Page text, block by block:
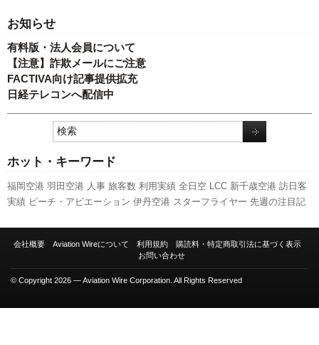
お知らせ
有料版・法人会員について
【注意】詐欺メールにご注意
FACTIVA向け記事提供拡充
日経テレコンへ配信中
ホット・キーワード
福岡空港 羽田空港 人事 旅客数 利用実績 全日空 LCC 新千歳空港 訪日客
実績 ピーチ・アビエーション 伊丹空港 スターフライヤー 先週の注目記
本航空 国交省航空局 キャンペーン A350 XWB セントレア A320 新型コ
会社概要 Aviation Wireについて 利用規約
購読料・特定商取引法に基づく表示
お問い合わせ
© Copyright 2026 — Aviation Wire Corporation. All Rights Reserved